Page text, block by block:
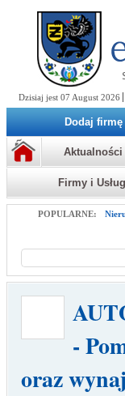
Dzisiaj jest 07 August 2026
Dodaj firmę
Aktualności
Firmy i
POPULARNE:
-
oraz